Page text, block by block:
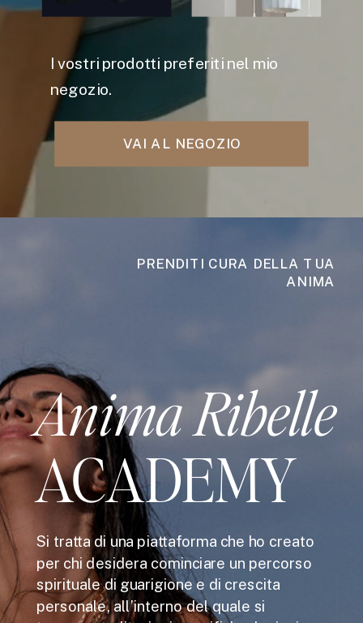
I vostri prodotti preferiti nel mio
negozio.
VAI AL NEGOZIO
PRENDITI CURA DELLA TUA
ANIMA
Anima Ribelle
ACADEMY
Si tratta di una piattaforma che ho creato
per chi desidera cominciare un percorso
spirituale di guarigione e di crescita
personale, all’interno del quale si